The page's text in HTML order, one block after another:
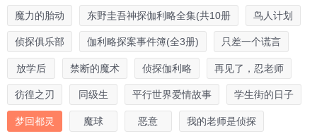
魔力的胎动 东野圭吾神探伽利略全集(共10册 鸟人计划
侦探俱乐部 伽利略探案事件簿(全3册) 只差一个谎言
放学后 禁断的魔术 侦探伽利略 再见了，忍老师
彷徨之刃 同级生 平行世界爱情故事 学生街的日子
梦回都灵 魔球 恶意 我的老师是侦探